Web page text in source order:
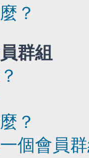
？
群組
？
個會員